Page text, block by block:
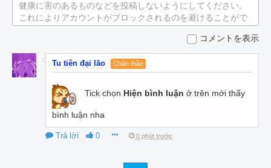
健康に害のあるものなどを投稿しないようにしてください。
これによりアカウントがブロックされるのを避けることがで
コメントを表示
Tu tiên đại lão Chân thần
Tick chọn Hiện bình luận ở trên mới thấy
bình luận nha
Trả lời 0 0 phút trước